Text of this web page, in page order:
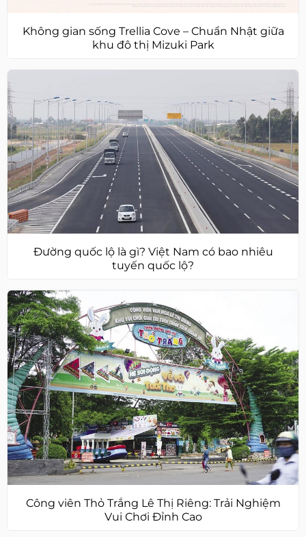
Không gian sống Trellia Cove – Chuẩn Nhật giữa
khu đô thị Mizuki Park
Đường quốc lộ là gì? Việt Nam có bao nhiêu
tuyến quốc lộ?
Công viên Thỏ Trắng Lê Thị Riêng: Trải Nghiệm
Vui Chơi Đỉnh Cao